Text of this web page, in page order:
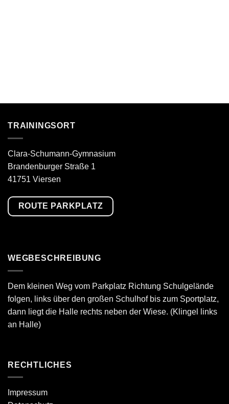
TRAININGSORT
Clara-Schumann-Gymnasium
Brandenburger Straße 1
41751 Viersen
ROUTE PARKPLATZ
WEGBESCHREIBUNG
Dem kleinen Weg vom Parkplatz Richtung Schulgelände
folgen, links über den großen Schulhof bis zum Sportplatz,
dann liegt die Halle rechts neben der Wiese. (Klingel links
an Halle)
RECHTLICHES
Impressum